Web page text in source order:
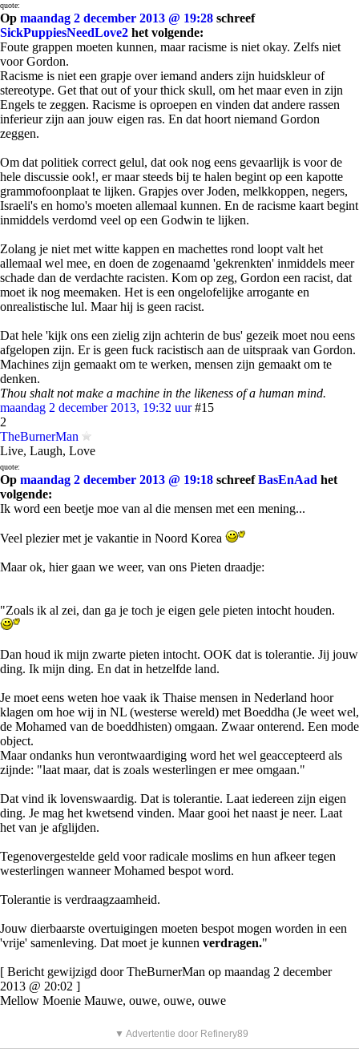
quote:
Op maandag 2 december 2013 @ 19:28 schreef
SickPuppiesNeedLove2 het volgende:
Foute grappen moeten kunnen, maar racisme is niet okay. Zelfs niet
voor Gordon.
Racisme is niet een grapje over iemand anders zijn huidskleur of
stereotype. Get that out of your thick skull, om het maar even in zijn
Engels te zeggen. Racisme is oproepen en vinden dat andere rassen
inferieur zijn aan jouw eigen ras. En dat hoort niemand Gordon
zeggen.
Om dat politiek correct gelul, dat ook nog eens gevaarlijk is voor de
hele discussie ook!, er maar steeds bij te halen begint op een kapotte
grammofoonplaat te lijken. Grapjes over Joden, melkkoppen, negers,
Israeli's en homo's moeten allemaal kunnen. En de racisme kaart begint
inmiddels verdomd veel op een Godwin te lijken.
Zolang je niet met witte kappen en machettes rond loopt valt het
allemaal wel mee, en doen de zogenaamd 'gekrenkten' inmiddels meer
schade dan de verdachte racisten. Kom op zeg, Gordon een racist, dat
moet ik nog meemaken. Het is een ongelofelijke arrogante en
onrealistische lul. Maar hij is geen racist.
Dat hele 'kijk ons een zielig zijn achterin de bus' gezeik moet nou eens
afgelopen zijn. Er is geen fuck racistisch aan de uitspraak van Gordon.
Machines zijn gemaakt om te werken, mensen zijn gemaakt om te
denken.
Thou shalt not make a machine in the likeness of a human mind.
maandag 2 december 2013, 19:32 uur #15
2
TheBurnerMan
Live, Laugh, Love
quote:
Op maandag 2 december 2013 @ 19:18 schreefBasEnAad het
volgende:
Ik word een beetje moe van al die mensen met een mening...
Veel plezier met je vakantie in Noord Korea
Maar ok, hier gaan we weer, van ons Pieten draadje:
"Zoals ik al zei, dan ga je toch je eigen gele pieten intocht houden.
Dan houd ik mijn zwarte pieten intocht. OOK dat is tolerantie. Jij jouw
ding. Ik mijn ding. En dat in hetzelfde land.
Je moet eens weten hoe vaak ik Thaise mensen in Nederland hoor
klagen om hoe wij in NL (westerse wereld) met Boeddha (Je weet wel,
de Mohamed van de boeddhisten) omgaan. Zwaar onterend. Een mode
object.
Maar ondanks hun verontwaardiging word het wel geaccepteerd als
zijnde: "laat maar, dat is zoals westerlingen er mee omgaan."
Dat vind ik lovenswaardig. Dat is tolerantie. Laat iedereen zijn eigen
ding. Je mag het kwetsend vinden. Maar gooi het naast je neer. Laat
het van je afglijden.
Tegenovergestelde geld voor radicale moslims en hun afkeer tegen
westerlingen wanneer Mohamed bespot word.
Tolerantie is verdraagzaamheid.
Jouw dierbaarste overtuigingen moeten bespot mogen worden in een
'vrije' samenleving. Dat moet je kunnen verdragen."
[ Bericht gewijzigd door TheBurnerMan op maandag 2 december
2013 @ 20:02 ]
Mellow Moenie Mauwe, ouwe, ouwe, ouwe
▼ Advertentie door Refinery89